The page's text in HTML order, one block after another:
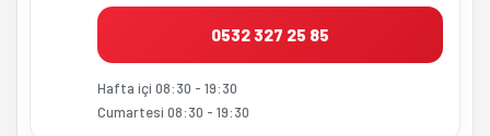
0532 327 25 85
Hafta içi 08:30 - 19:30
Cumartesi 08:30 - 19:30